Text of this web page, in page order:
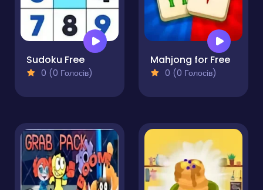
Sudoku Free
0 (0 Голосів)
Mahjong for Free
0 (0 Голосів)